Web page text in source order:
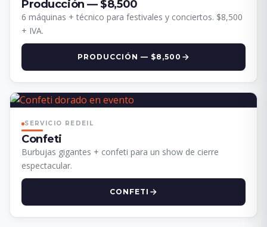
Producción — $8,500
6 máquinas + técnico para festivales y conciertos. $8,500
+ IVA.
PRODUCCIÓN — $8,500
SERVICIO REDEIL
Confeti
Burbujas gigantes + confeti para un show de cierre
espectacular.
CONFETI